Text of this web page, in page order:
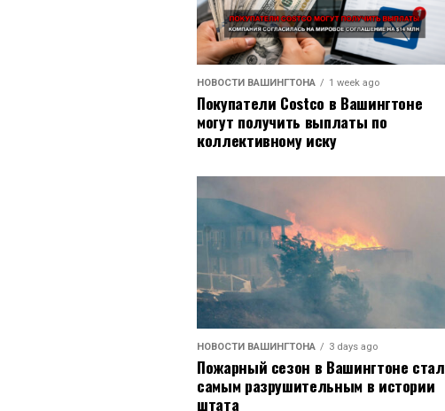
НОВОСТИ ВАШИНГТОНА 1 week ago
Покупатели Costco в Вашингтоне
могут получить выплаты по
коллективному иску
НОВОСТИ ВАШИНГТОНА 3 days ago
Пожарный сезон в Вашингтоне стал
самым разрушительным в истории
штата